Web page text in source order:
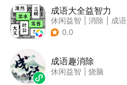
成语大全益智力
休闲益智 消除
成语
0.0
成语趣消除
休闲益智 烧脑